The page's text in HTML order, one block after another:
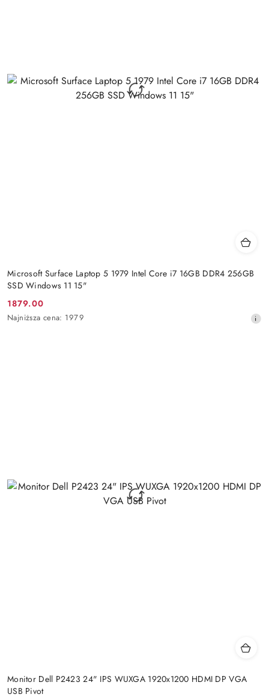
Microsoft Surface Laptop 5 1979 Intel Core i7 16GB DDR4 256GB
SSD Windows 11 15"
Cena
promocyjna:
1879.00
Najniższa
Najniższa cena: 1979
Monitor Dell P2423 24" IPS WUXGA 1920x1200 HDMI DP VGA
USB Pivot